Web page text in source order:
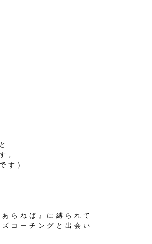
。
す）
らねば』に縛られて
コーチングと出会い